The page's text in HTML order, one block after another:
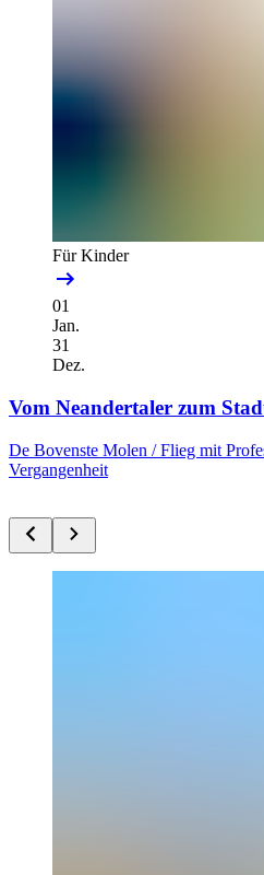
Für Kinder
01
Jan.
31
Dez.
Vom Neandertaler zum
De Bovenste Molen /Flieg mit
Vergangenheit